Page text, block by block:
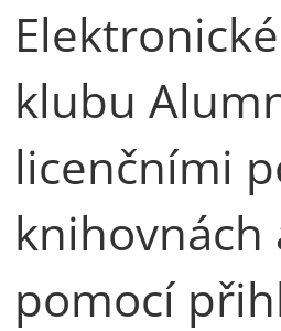
klubu
licenčními
pomocí